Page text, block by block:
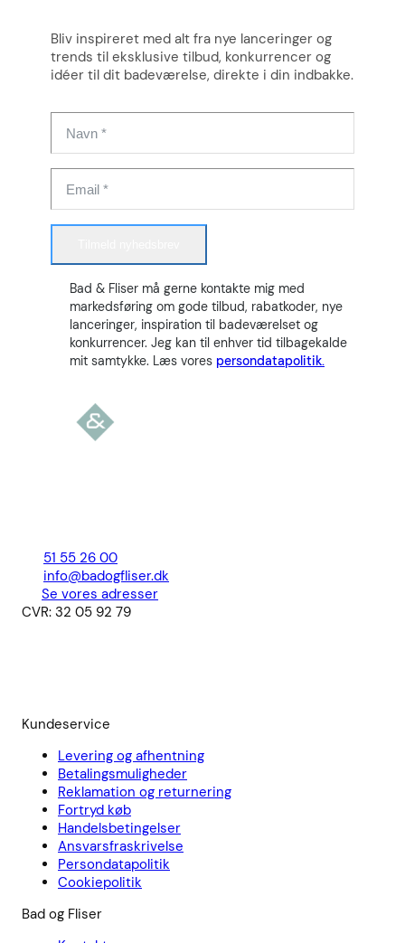
Bliv inspireret med alt fra nye lanceringer og
trends til eksklusive tilbud, konkurrencer og
idéer til dit badeværelse, direkte i din indbakke.
Bad & Fliser må gerne kontakte mig med
markedsføring om gode tilbud, rabatkoder, nye
lanceringer, inspiration til badeværelset og
konkurrencer. Jeg kan til enhver tid tilbagekalde
mit samtykke. Læs vores persondatapolitik.
51 55 26 00
info@badogfliser.dk
Se vores adresser
CVR: 32 05 92 79
Kundeservice
Levering og afhentning
Betalingsmuligheder
Reklamation og returnering
Fortryd køb
Handelsbetingelser
Ansvarsfraskrivelse
Persondatapolitik
Cookiepolitik
Bad og Fliser